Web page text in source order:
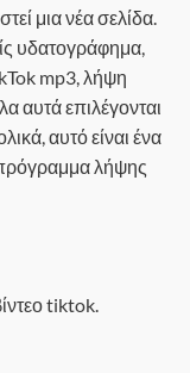
μια νέα σελίδα.
υδατογράφημα,
mp3, λήψη
αυτά επιλέγονται
αυτό είναι ένα
λήψης
tiktok.